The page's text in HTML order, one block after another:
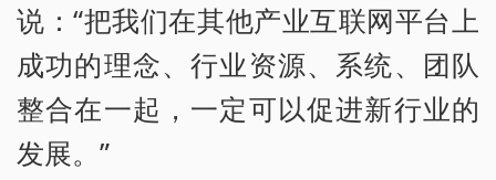
说：“把我们在其他产业互联网平台上
成功的理念、行业资源、系统、团队
整合在一起，一定可以促进新行业的
发展。”